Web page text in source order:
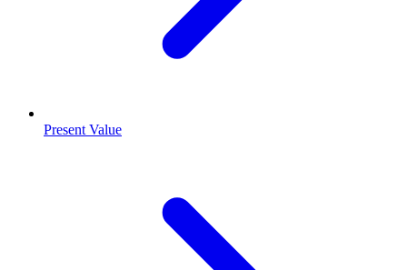
Present Value